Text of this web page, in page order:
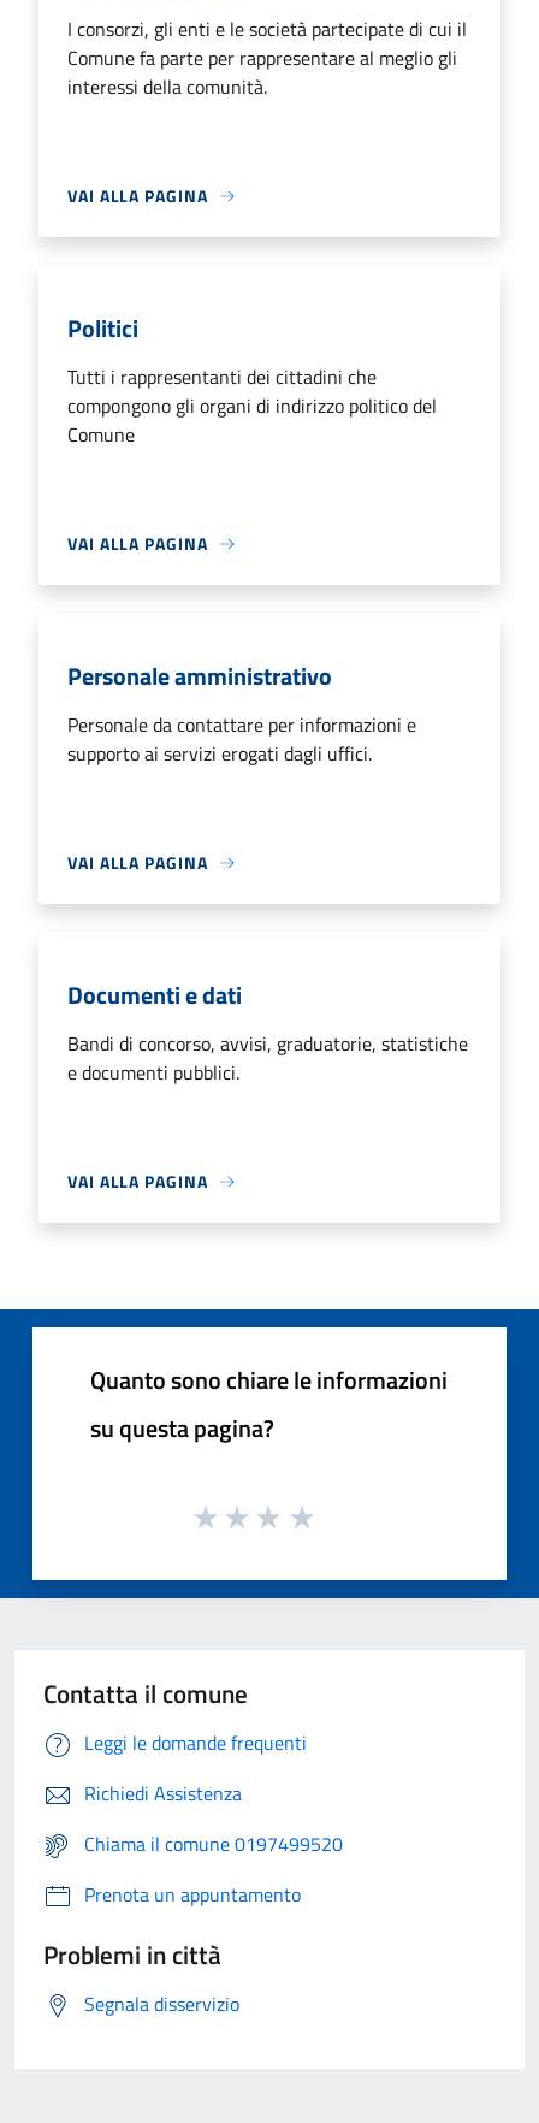
I consorzi, gli enti e le società partecipate di cui il
Comune fa parte per rappresentare al meglio gli
interessi della comunità.
VAI ALLA PAGINA
Politici
Tutti i rappresentanti dei cittadini che
compongono gli organi di indirizzo politico del
Comune
VAI ALLA PAGINA
Personale amministrativo
Personale da contattare per informazioni e
supporto ai servizi erogati dagli uffici.
VAI ALLA PAGINA
Documenti e dati
Bandi di concorso, avvisi, graduatorie, statistiche
e documenti pubblici.
VAI ALLA PAGINA
Quanto sono chiare le informazioni
su questa pagina?
Contatta il comune
Leggi le domande frequenti
Richiedi Assistenza
Chiama il comune 0197499520
Prenota un appuntamento
Problemi in città
Segnala disservizio